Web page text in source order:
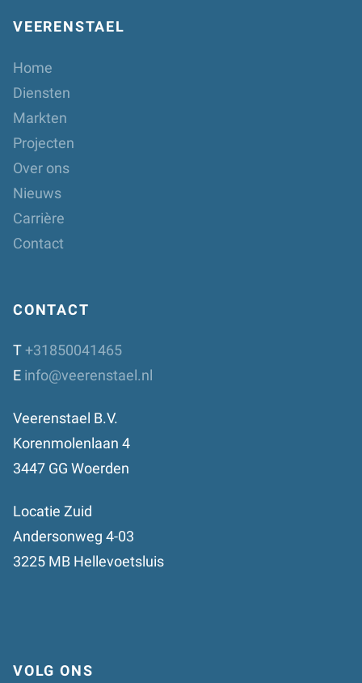
VEERENSTAEL
Home
Diensten
Markten
Projecten
Over ons
Nieuws
Carrière
Contact
CONTACT
T+31850041465
E info@veerenstael.nl
Veerenstael B.V.
Korenmolenlaan 4
3447 GG Woerden
Locatie Zuid
Andersonweg 4-03
3225 MB Hellevoetsluis
VOLG ONS